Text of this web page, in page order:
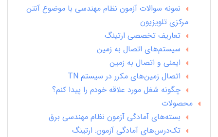
نمونه سوالات آزمون نظام مهندسی با موضوع آنتن
مرکزی تلویزیون
تعاریف تخصصی ارتینگ
سیستم‌های اتصال به زمین
ایمنی و اتصال به زمین
اتصال زمین‌های مکرر در سیستم TN
چگونه شغل مورد علاقه خودم را پیدا کنم؟
محصولات
بسته‌های آمادگی آزمون نظام مهندسی برق
تک‌درس‌های آمادگی آزمون: ارتینگ